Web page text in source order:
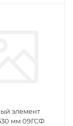
элемент
мм 09ГСФ